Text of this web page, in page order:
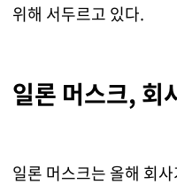
위해 서두르고 있다.
일론 머스크, 회
일론 머스크는 올해 회